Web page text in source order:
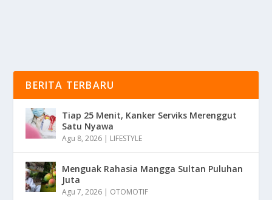
BERITA TERBARU
Tiap 25 Menit, Kanker Serviks Merenggut
Satu Nyawa
Agu 8, 2026 | LIFESTYLE
Menguak Rahasia Mangga Sultan Puluhan
Juta
Agu 7, 2026 | OTOMOTIF